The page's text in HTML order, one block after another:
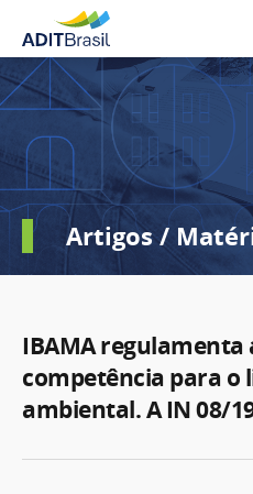
Artigos /
IBAMA regulamenta
competência para o
ambiental. A IN 08/